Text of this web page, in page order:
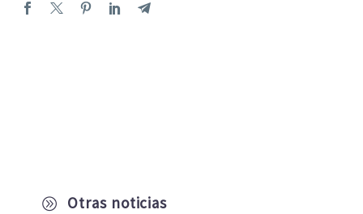
A Otras noticias